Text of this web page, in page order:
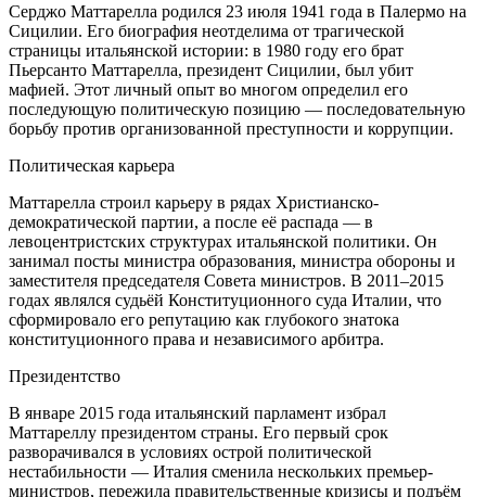
Серджо Маттарелла родился 23 июля 1941 года в Палермо на
Сицилии. Его биография неотделима от трагической
страницы итальянской истории: в 1980 году его брат
Пьерсанто Маттарелла, президент Сицилии, был убит
мафией. Этот личный опыт во многом определил его
последующую политическую позицию — последовательную
борьбу против организованной преступности и коррупции.
Политическая карьера
Маттарелла строил карьеру в рядах Христианско-
демократической партии, а после её распада — в
левоцентристских структурах итальянской политики. Он
занимал посты министра образования, министра обороны и
заместителя председателя Совета министров. В 2011–2015
годах являлся судьёй Конституционного суда Италии, что
сформировало его репутацию как глубокого знатока
конституционного права и независимого арбитра.
Президентство
В январе 2015 года итальянский парламент избрал
Маттареллу президентом страны. Его первый срок
разворачивался в условиях острой политической
нестабильности — Италия сменила нескольких премьер-
министров, пережила правительственные кризисы и подъём